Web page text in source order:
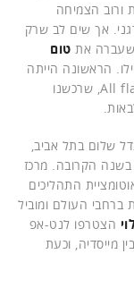
ורוב הצמיחה
אך שים לב שרק
את טום
הראשונה הייתה
, שפועלת בתחום החם של All flash, שרכשנו
שלום בתל אביב,
בשנה הקרובה. מרכז
התהליכים
העולם ומוביל
הצטרפו לנט-אפ
מייסדיה, וכעת